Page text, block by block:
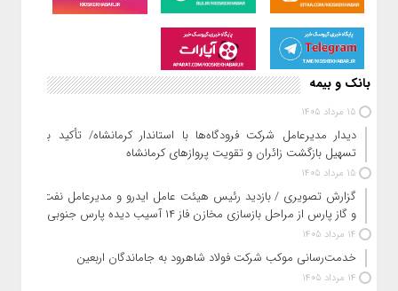
بانک و بیمه
15 مرداد 1405
دیدار مدیرعامل شرکت فرودگاه‌ها با استاندار کرمانشاه/ تأکید بر
تسهیل بازگشت زائران و تقویت پروازهای کرمانشاه
15 مرداد 1405
گزارش تصویری / بازدید رئیس هیئت عامل ایدرو و مدیرعامل نفت
و گاز پارس از مراحل بازسازی مخازن فاز ۱۴ آسیب دیده پارس جنوبی
14 مرداد 1405
خدمت‌رسانی موکب شرکت فولاد شاهرود به جاماندگان اربعین
14 مرداد 1405